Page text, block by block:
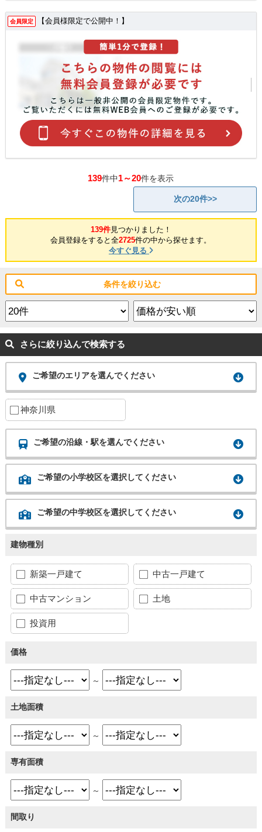
会員限定 【会員様限定で公開中！】
139件中1～20件を表示
次の20件>>
139件見つかりました！
会員登録をすると全2725件の中から探せます。
今すぐ見る
条件を絞り込む
さらに絞り込んで検索する
ご希望のエリアを選んでください
神奈川県
ご希望の沿線・駅を選んでください
ご希望の小学校区を選択してください
ご希望の中学校区を選択してください
建物種別
新築一戸建て 中古一戸建て
中古マンション 土地
投資用
価格
～
土地面積
～
専有面積
～
間取り